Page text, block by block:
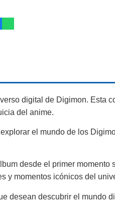
digital de Digimon. Esta
del anime.
el mundo de los
desde el primer momento
y momentos icónicos del
desean descubrir el mundo